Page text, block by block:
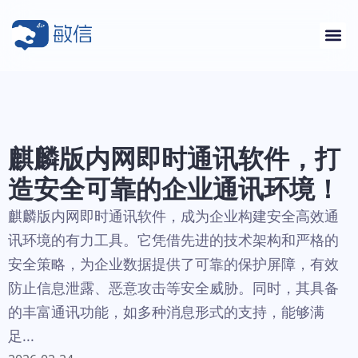
麒麟版内网即时通讯软件，打
造安全可靠的企业通讯环境！
麒麟版内网即时通讯软件，成为企业构建安全高效通
讯环境的有力工具。它凭借先进的技术架构和严格的
安全策略，为企业数据提供了可靠的保护屏障，有效
防止信息泄露、恶意攻击等安全威胁。同时，其具备
的丰富通讯功能，如多种消息形式的支持，能够满
足...